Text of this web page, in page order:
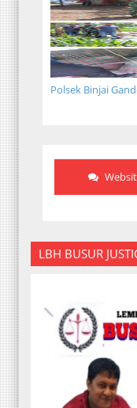
Polsek Binjai
LBH BUSUR